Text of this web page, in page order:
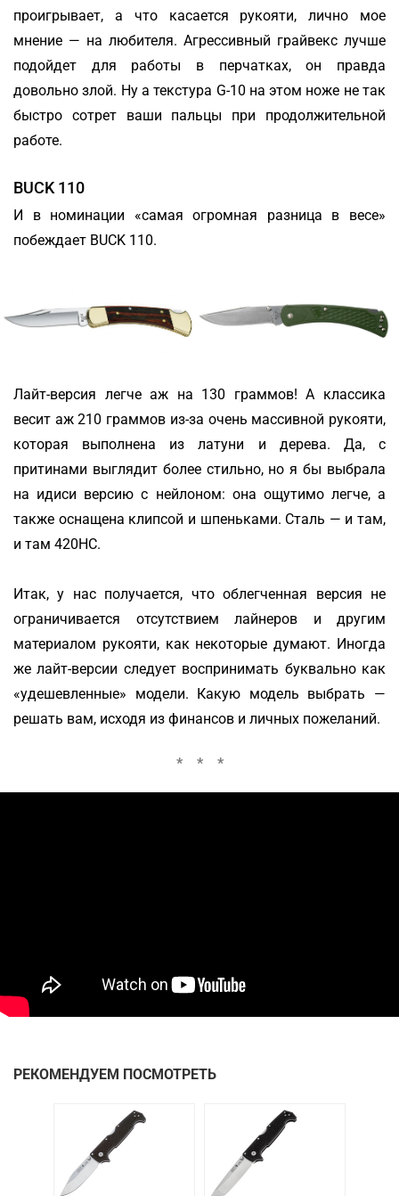
проигрывает, а что касается рукояти, лично мое
мнение — на любителя. Агрессивный грайвекс лучше
подойдет для работы в перчатках, он правда
довольно злой. Ну а текстура G-10 на этом ноже не так
быстро сотрет ваши пальцы при продолжительной
работе.
BUCK 110
И в номинации «самая огромная разница в весе»
побеждает BUCK 110.
Лайт-версия легче аж на 130 граммов! А классика
весит аж 210 граммов из-за очень массивной рукояти,
которая выполнена из латуни и дерева. Да, с
притинами выглядит более стильно, но я бы выбрала
на идиси версию с нейлоном: она ощутимо легче, а
также оснащена клипсой и шпеньками. Сталь — и там,
и там 420HC.
Итак, у нас получается, что облегченная версия не
ограничивается отсутствием лайнеров и другим
материалом рукояти, как некоторые думают. Иногда
же лайт-версии следует воспринимать буквально как
«удешевленные» модели. Какую модель выбрать —
решать вам, исходя из финансов и личных пожеланий.
РЕКОМЕНДУЕМ ПОСМОТРЕТЬ